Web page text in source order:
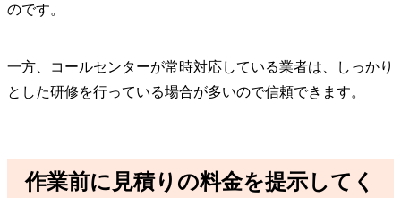
のです。
一方、コールセンターが常時対応している業者は、しっかり
とした研修を行っている場合が多いので信頼できます。
作業前に見積りの料金を提示してく